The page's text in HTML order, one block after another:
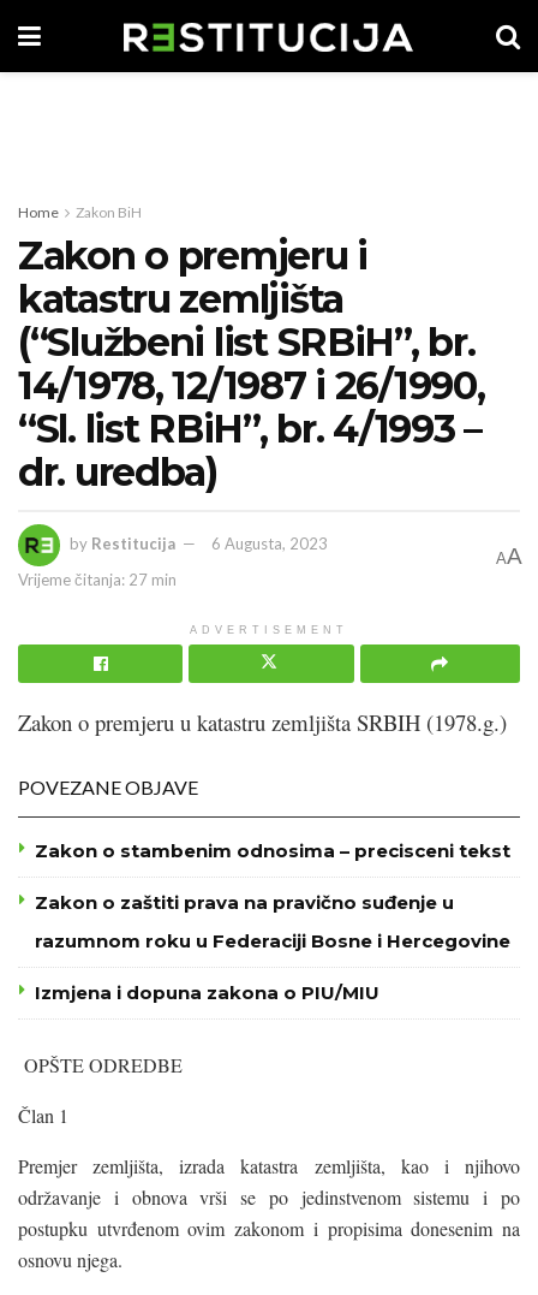
Home Zakon BiH
Zakon o premjeru i
katastru zemljišta
(“Službeni list SRBiH”, br.
14/1978, 12/1987 i 26/1990,
“Sl. list RBiH”, br. 4/1993 –
dr. uredba)
by Restitucija
6 Augusta, 2023
Vrijeme čitanja: 27 min
AA
ADVERTISEMENT
Zakon o premjeru u katastru zemljišta SRBIH (1978.g.)
POVEZANE OBJAVE
Zakon o stambenim odnosima – precisceni tekst
Zakon o zaštiti prava na pravično suđenje u
razumnom roku u Federaciji Bosne i Hercegovine
Izmjena i dopuna zakona o PIU/MIU
OPŠTE ODREDBE
Član 1
Premjer zemljišta, izrada katastra zemljišta, kao i njihovo
održavanje i obnova vrši se po jedinstvenom sistemu i po
postupku utvrđenom ovim zakonom i propisima donesenim na
osnovu njega.